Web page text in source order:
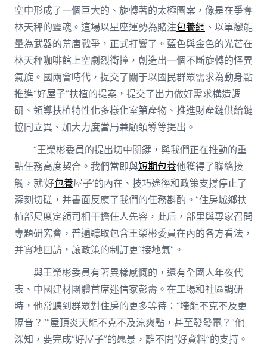
空中形成了一個巨大的、旋轉著的太極圖案，像是在爭奪
林天秤的靈魂。這場以星座運勢為賭注包養網 、以單戀能
量為武器的荒唐戰爭，正式打響了。藍色與金色的光芒在
林天秤咖啡館上空劇烈衝撞，創造出一個不斷旋轉的怪異
氣旋。國兩會時代，提交了關于以國民群眾需求為動身點
推進“好屋子”扶植的提案，提交了出力做好需求構造調
研、領導扶植特性化多樣化室第產物、推進財產鏈供給鏈
協同立異、加大力度當局兼顧領導等提出。
“王榮彬委員的提出切中關鍵，與我們正在推動的重
點任務高度契合。我們當即與短期包養他獲得了聯絡接
觸，就‘好包養屋子’的內在、技巧途徑和政策支撐停止了
深刻切磋，并書面反應了我們的任務斟酌。”住房城鄉扶
植部尺度定額司相干擔任人先容，此后，部里與專家召開
專題研究會，普遍聽取包含王榮彬委員在內的各方看法，
并實地回訪，讓政策的制訂更“接地氣”。
與王榮彬委員有著異樣感慨的，還有全國人年夜代
表、中國建材團體首席迷信家彭壽。在工場和社區調研
時，他常聽到群眾對住房的更多等待：“墻能不克不及更
隔音？”“屋頂炎天能不克不及涼爽點，甚至發發電？”他
深知，要完成“好屋子”的愿景，離不開“好資料”的支持。